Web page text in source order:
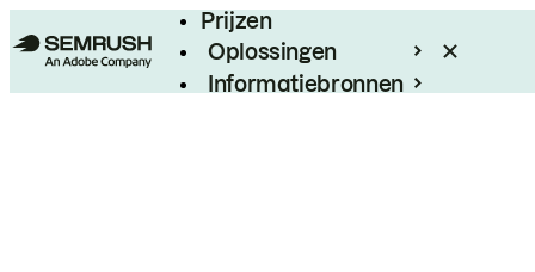
Prijzen
Oplossingen
Informatiebronnen